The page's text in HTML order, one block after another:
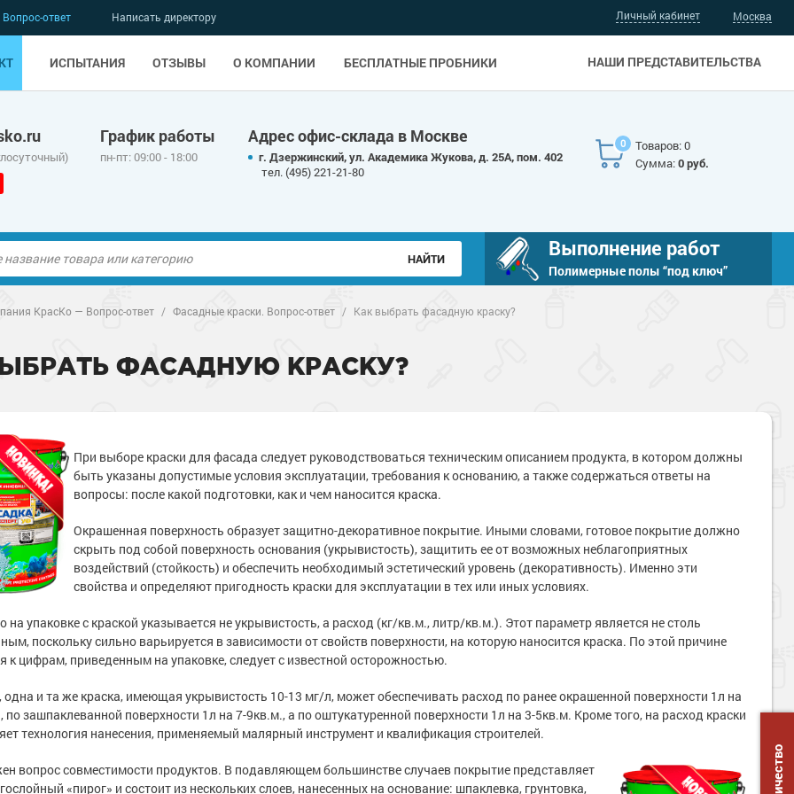
Личный кабинет
НАШИ ПРЕДСТАВИТЕЛЬСТВА
Вопрос-ответ Написать директору
ИСПЫТАНИЯ ОТЗЫВЫ О КОМПАНИИ БЕСПЛАТНЫЕ ПРОБНИКИ
Москва
График работы
пн-пт: 09:00 - 18:00
Адрес офис-склада в Москве
г. Дзержинский, ул. Академика Жукова, д. 25А, пом. 402
тел. (495) 221-21-80
0
Товаров: 0
Сумма:0 руб.
Выполнение работ
Полимерные полы “под ключ”
полы
бетона
пола
бетона
слой
металла
грунт-краски
краски
эмали
фасадов
товары
дерева
древесины
товары
крыш
товары
и потолков
для бассейна
товары
стен
товары
товары
КрасКо — Вопрос-ответ / Фасадные краски. Вопрос-ответ / Как выбрать фасадную краску?
ФАСАДНУЮ КРАСКУ?
При выборе краски для фасада следует руководствоваться техническим описанием продукта, в котором должны
быть указаны допустимые условия эксплуатации, требования к основанию, а также содержаться ответы на
вопросы: после какой подготовки, как и чем наносится краска.
Окрашенная поверхность образует защитно-декоративное покрытие. Иными словами, готовое покрытие должно
скрыть под собой поверхность основания (укрывистость), защитить ее от возможных неблагоприятных
воздействий (стойкость) и обеспечить необходимый эстетический уровень (декоративность). Именно эти
свойства и определяют пригодность краски для эксплуатации в тех или иных условиях.
на упаковке с краской указывается не укрывистость, а расход (кг/кв.м., литр/кв.м.). Этот параметр является не столь
поскольку сильно варьируется в зависимости от свойств поверхности, на которую наносится краска. По этой причине
к цифрам, приведенным на упаковке, следует с известной осторожностью.
и та же краска, имеющая укрывистость 10-13 мг/л, может обеспечивать расход по ранее окрашенной поверхности 1л на
по зашпаклеванной поверхности 1л на 7-9кв.м., а по оштукатуренной поверхности 1л на 3-5кв.м. Кроме того, на расход краски
технология нанесения, применяемый малярный инструмент и квалификация строителей.
вопрос совместимости продуктов. В подавляющем большинстве случаев покрытие представляет
«пирог» и состоит из нескольких слоев, нанесенных на основание: шпаклевка, грунтовка,
полы
бетона
пола
бетона
слой
металла
грунт-краски
краски
эмали
фасадов
товары
дерева
древесины
товары
крыш
товары
и потолков
для бассейна
товары
стен
товары
товары